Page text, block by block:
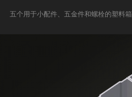
五个用于小配件、五金件和螺栓的塑料箱